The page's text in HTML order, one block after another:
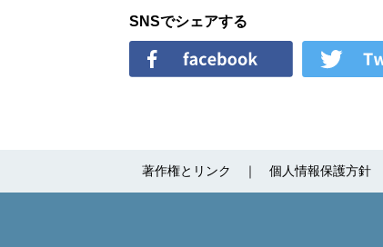
SNSでシェアする
著作権とリンク 個人情報保護方針